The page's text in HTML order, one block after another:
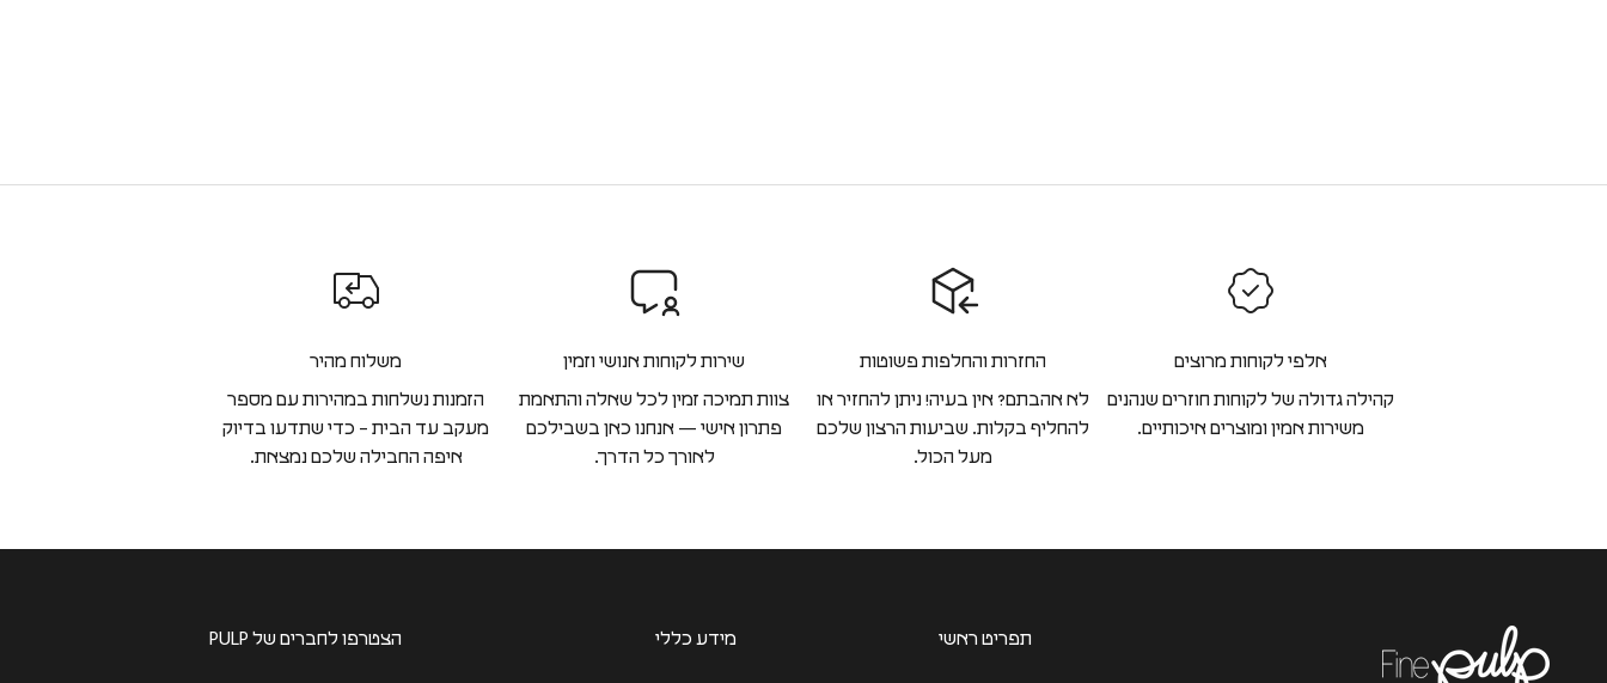
אלפי לקוחות מרוצים
קהילה גדולה של לקוחות חוזרים שנהנים
משירות אמין ומוצרים איכותיים.
החזרות והחלפות פשוטות
לא אהבתם? אין בעיה! ניתן להחזיר או
להחליף בקלות. שביעות הרצון שלכם
מעל הכול.
שירות לקוחות אנושי וזמין
צוות תמיכה זמין לכל שאלה והתאמת
פתרון אישי — אנחנו כאן בשבילכם
לאורך כל הדרך.
משלוח מהיר
הזמנות נשלחות במהירות עם מספר
מעקב עד הבית – כדי שתדעו בדיוק
איפה החבילה שלכם נמצאת.
תפריט ראשי מידע כללי הצטרפו לחברים של PULP